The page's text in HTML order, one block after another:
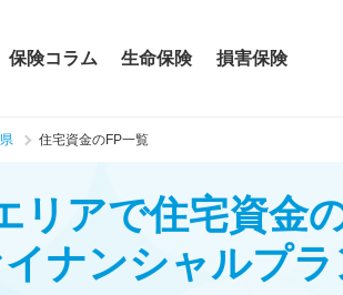
保険コラム 生命保険 損害保険
住宅資金のFP一覧
リアで住宅資金
ナンシャルプ